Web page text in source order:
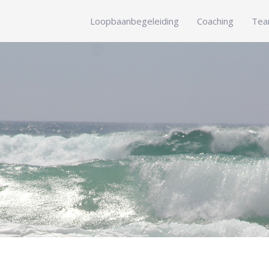
Loopbaanbegeleiding Coaching